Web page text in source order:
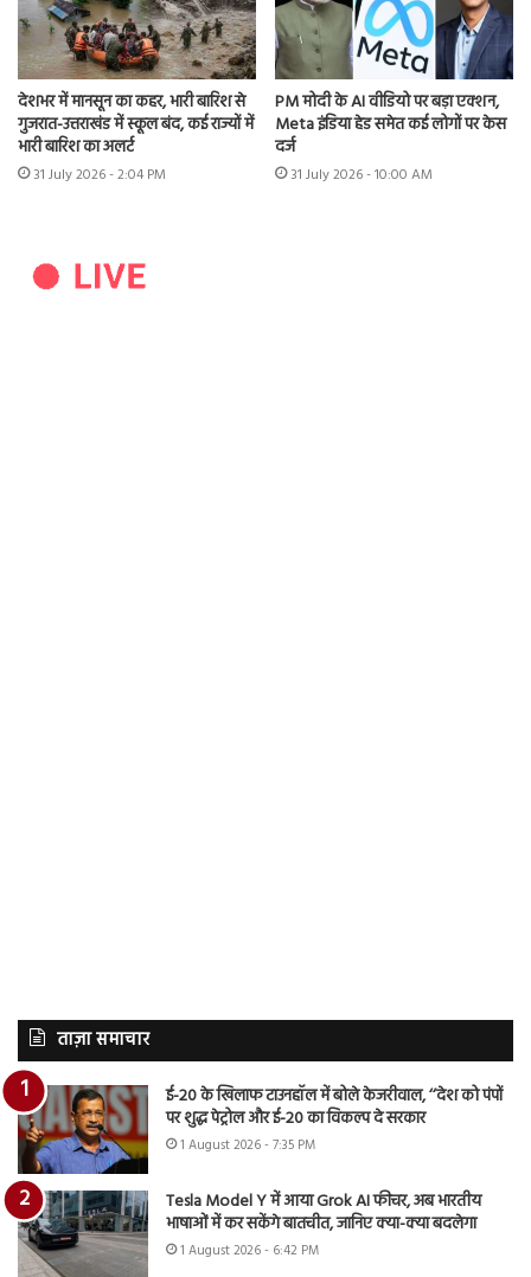
देशभर में मानसून का कहर, भारी बारिश से
गुजरात-उत्तराखंड में स्कूल बंद, कई राज्यों में
भारी बारिश का अलर्ट
31 July 2026 - 2:04 PM
PM मोदी के AI वीडियो पर बड़ा एक्शन,
Meta इंडिया हेड समेत कई लोगों पर केस
दर्ज
31 July 2026 - 10:00 AM
ताज़ा समाचार
ई-20 के खिलाफ टाउनहॉल में बोले केजरीवाल, ‘‘देश को पंपों
पर शुद्ध पेट्रोल और ई-20 का विकल्प दे सरकार
1 August 2026 - 7:35 PM
Tesla Model Y में आया Grok AI फीचर, अब भारतीय
भाषाओं में कर सकेंगे बातचीत, जानिए क्या-क्या बदलेगा
1 August 2026 - 6:42 PM